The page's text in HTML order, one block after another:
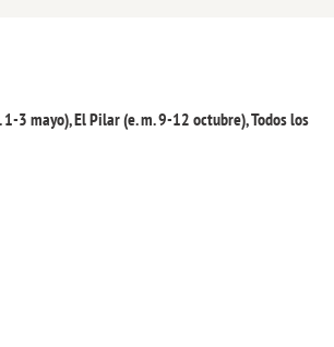
3 mayo), El Pilar (e. m. 9-12 octubre), Todos los